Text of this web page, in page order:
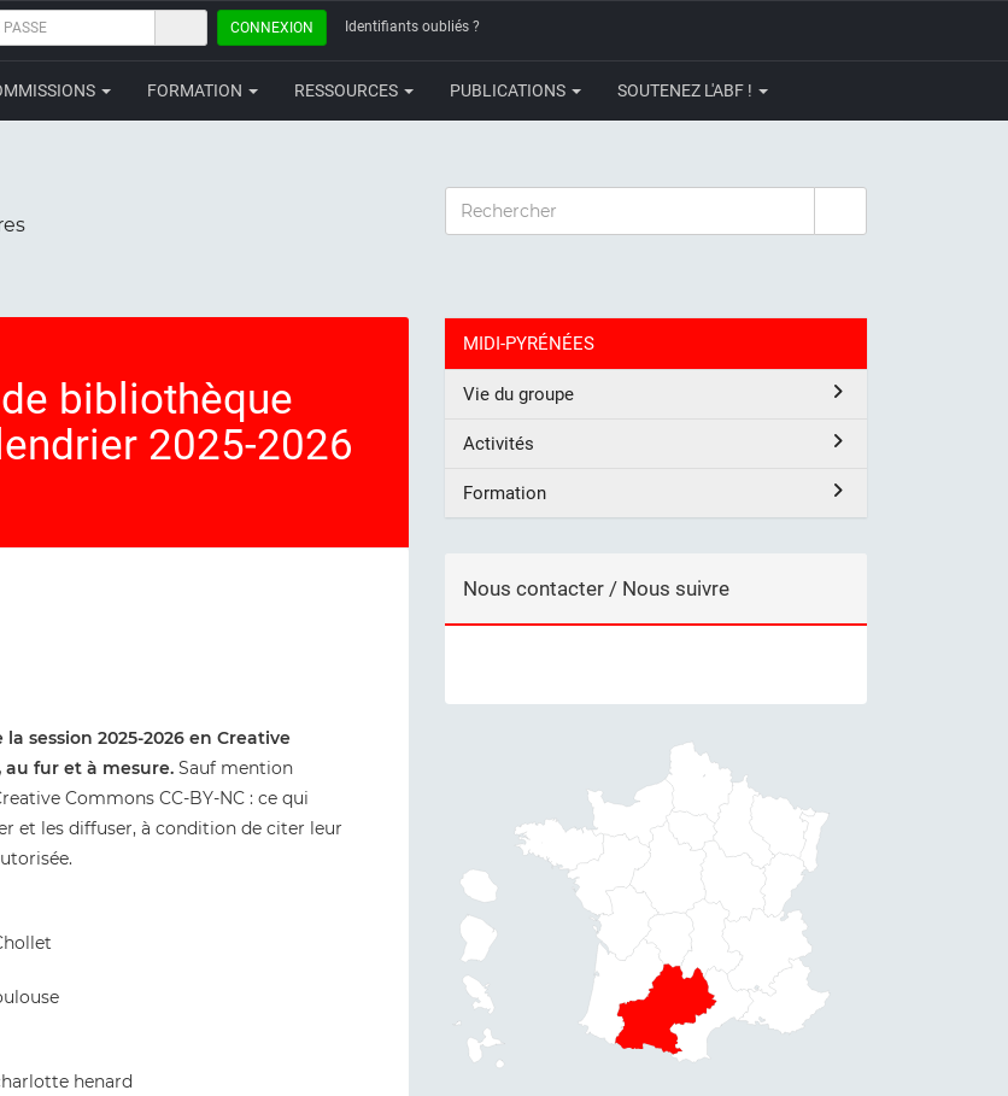
CONNEXION Identifiants oubliés ?
FORMATION RESSOURCES PUBLICATIONS SOUTENEZ L'ABF !
RECHERCHER
bibliothèque
2025-2026
session 2025-2026 en Creative
fur et à mesure. Sauf mention
Commons CC-BY-NC : ce qui
et les diffuser, à condition de citer leur
henard
MIDI-PYRÉNÉES
Vie du groupe
Activités
Formation
Nous contacter / Nous suivre